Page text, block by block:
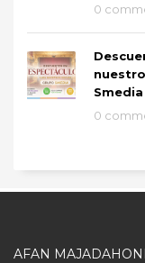
0
Smedia
0
AFAN